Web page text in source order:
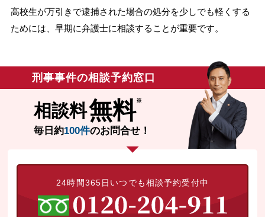
解決実績
無料相談の口コミ評判
刑事事件について知りたい方
刑事事件データベース
高校生が万引きで逮捕された場合の処分を少しでも軽くする
ためには、早期に弁護士に相談することが重要です。
刑事事件の相談予約窓口
相談料無料
毎日約100件のお問合せ！
24時間365日いつでも相談予約受付中